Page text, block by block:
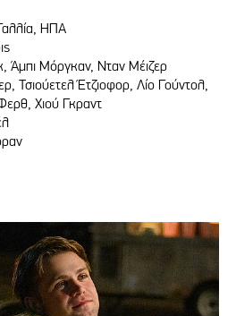
ΗΠΑ
Άμπι Μόργκαν, Νταν Μέιζερ
Τσιούετελ Έτζιοφορ, Λίο Γούντολ,
Χιού Γκραντ